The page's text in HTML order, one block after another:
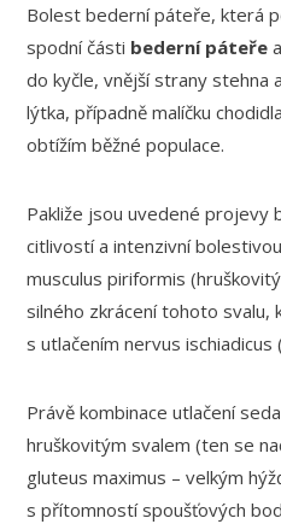
Bolest bederní páteře, která
spodní části bederní páteře
do kyčle, vnější strany stehna
lýtka, případně malíčku
obtížím běžné populace.
Pakliže jsou uvedené
citlivostí a intenzivní
musculus piriformis
silného zkrácení tohoto
s utlačením nervus ischiadicus
Právě kombinace utlačení
hruškovitým svalem (ten se
gluteus maximus – velkým
s přítomností spoušťových